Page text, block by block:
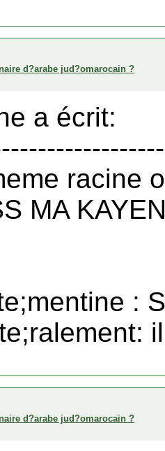
d?arabe jud?omarocain ?
a écrit:
racine
MA
:
d?arabe jud?omarocain ?